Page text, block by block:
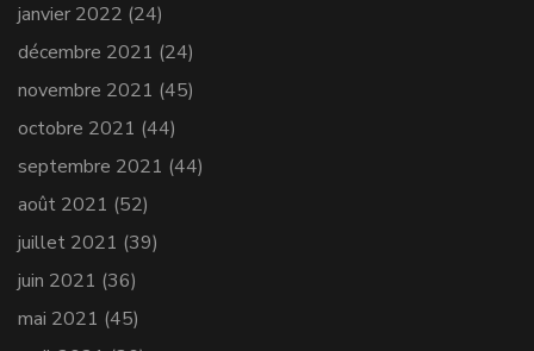
janvier 2022 (24)
décembre 2021 (24)
novembre 2021 (45)
octobre 2021 (44)
septembre 2021 (44)
août 2021 (52)
juillet 2021 (39)
juin 2021 (36)
mai 2021 (45)